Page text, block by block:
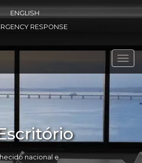
ENGLISH
RESPONSE
nacional e